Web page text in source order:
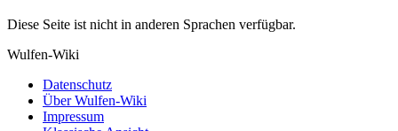
Diese Seite ist nicht in anderen Sprachen verfügbar.
Wulfen-Wiki
Datenschutz
Über Wulfen-Wiki
Impressum